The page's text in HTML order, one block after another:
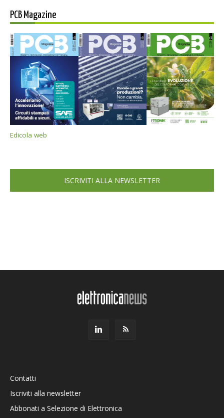
PCB Magazine
Edicola web
ISCRIVITI ALLA NEWSLETTER
Contatti
Iscriviti alla newsletter
Abbonati a Selezione di Elettronica